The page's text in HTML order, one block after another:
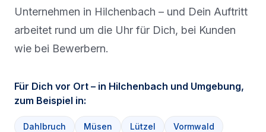
Unternehmen in Hilchenbach – und Dein Auftritt
arbeitet rund um die Uhr für Dich, bei Kunden
wie bei Bewerbern.
Für Dich vor Ort – in Hilchenbach und Umgebung,
zum Beispiel in:
Dahlbruch Müsen Lützel Vormwald